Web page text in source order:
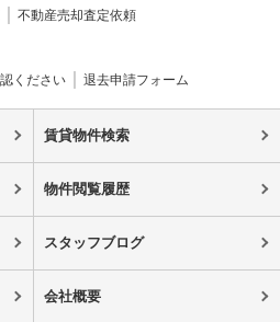
不動産売却査定依頼
ください 退去申請フォーム
賃貸物件検索
物件閲覧履歴
スタッフブログ
会社概要